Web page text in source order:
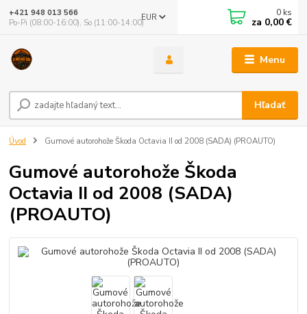
Menu
EUR
Hľadať
+421 948 013 566
Po-Pi (08:00-16:00), So (11:00-14:00)
0 ks
za 0,00 €
Úvod Gumové autorohože Škoda Octavia II od 2008 (SADA) (PROAUTO)
Gumové autorohože Škoda
Octavia II od 2008 (SADA)
(PROAUTO)